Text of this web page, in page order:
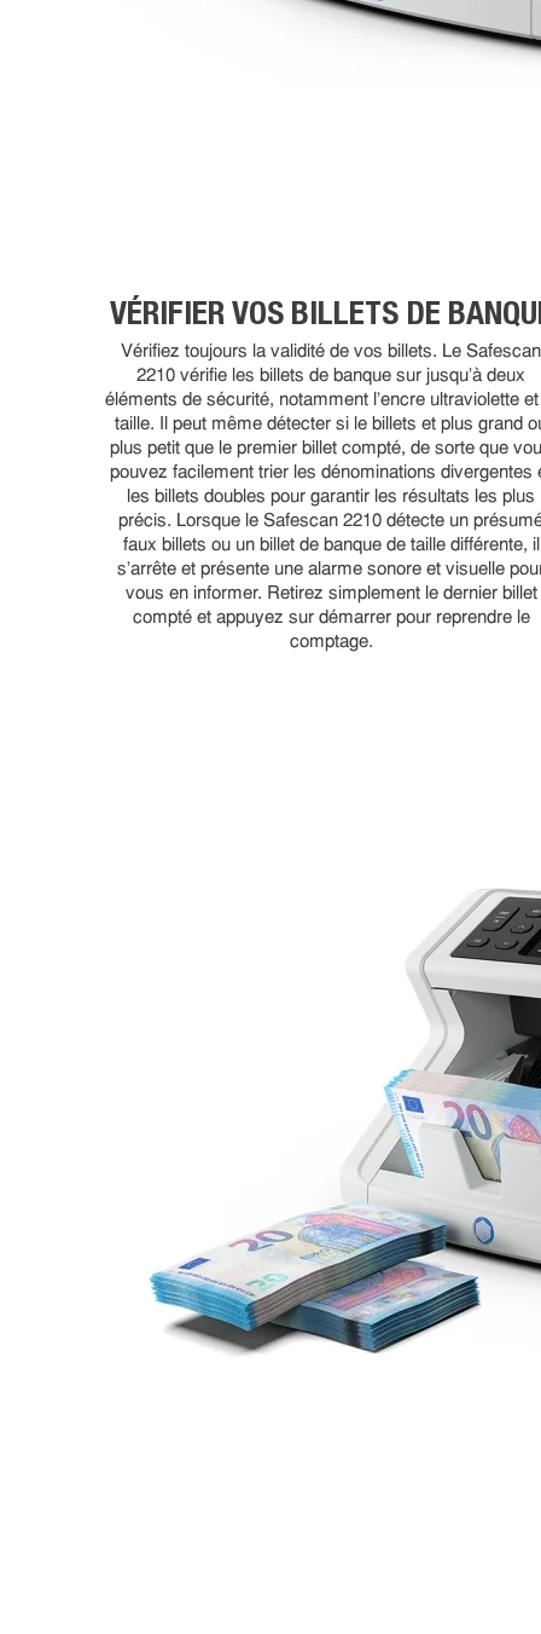
VÉRIFIER VOS BILLETS DE
Vérifiez toujours la validité de vos billets. Le Safescan
2210 vérifie les billets de banque sur jusqu'à deux
éléments de sécurité, notamment l'encre ultraviolette
taille. Il peut même détecter si le billets et plus grand
plus petit que le premier billet compté, de sorte que
pouvez facilement trier les dénominations divergentes
les billets doubles pour garantir les résultats les plus
précis. Lorsque le Safescan 2210 détecte un
faux billets ou un billet de banque de taille différente, il
s'arrête et présente une alarme sonore et visuelle
vous en informer. Retirez simplement le dernier billet
compté et appuyez sur démarrer pour reprendre le
comptage.